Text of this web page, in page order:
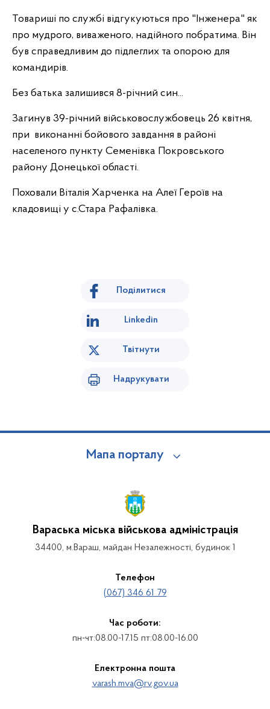
Товариші по службі відгукуються про "Інженера" як
про мудрого, виваженого, надійного побратима. Він
був справедливим до підлеглих та опорою для
командирів.
Без батька залишився 8-річний син...
Загинув 39-річний військовослужбовець 26 квітня,
при виконанні бойового завдання в районі
населеного пункту Семенівка Покровського
району Донецької області.
Поховали Віталія Харченка на Алеї Героїв на
кладовищі у с.Стара Рафалівка.
Поділитися
Linkedin
Твітнути
Надрукувати
Мапа порталу
Вараська міська військова адміністрація
34400, м.Вараш, майдан Незалежності, будинок 1
Телефон
(067) 346 61 79
Час роботи:
пн-чт:08.00-17.15 пт:08.00-16.00
Електронна пошта
varash.mva@rv.gov.ua